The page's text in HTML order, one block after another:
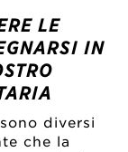
LE
IN
diversi
che la